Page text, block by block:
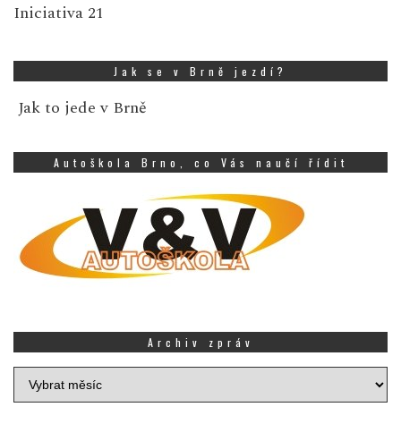
Iniciativa 21
Jak se v Brně jezdí?
Jak to jede v Brně
Autoškola Brno, co Vás naučí řídit
Archiv zpráv
Archiv
zpráv